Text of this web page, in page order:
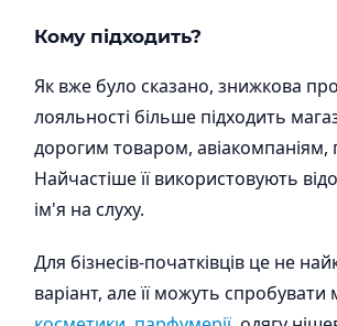
Кому підходить?
Як вже було сказано, знижкова
лояльності більше підходить
дорогим товаром, авіакомпаніям,
Найчастіше її використовують
ім'я на слуху.
Для бізнесів-початківців це не
варіант, але її можуть спробувати